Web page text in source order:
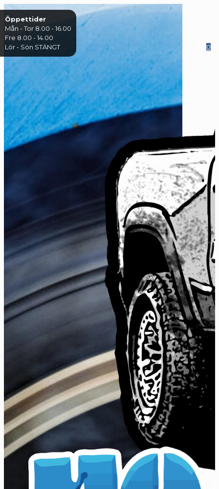
0
Öppettider
Mån - Tor 8.00 - 16.00
Fre 8.00 - 14.00
Lör - Sön STÄNGT